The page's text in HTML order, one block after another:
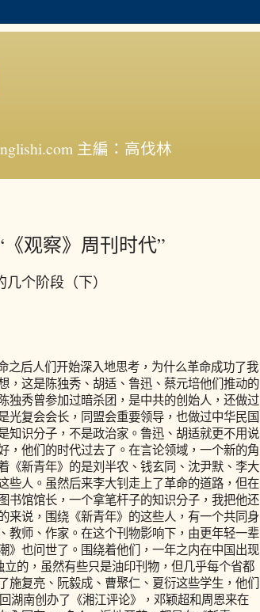
主編：高伐林
观察》周刊时代”
个阶段（下）
后人们开始深入地思考，为什么革命成功了我
，这是陈独秀、胡适、鲁迅、蔡元培他们推动的
独秀曾参加过暗杀团，是中共的创始人，还做过
光复会会长，同盟会重要领导，也做过中华民国
知识分子，不是政治家。鲁迅、胡适就更不用说
，他们的时代过去了。在言论领域，一个新的角
新青年》的是刘半农、钱玄同、沈尹默、李大
些人。虽然后来李大钊走上了革命的道路，但在
书馆馆长，一个拿笔杆子的知识分子，我把他还
来说，围绕《新青年》的这些人，有一个共同身
教师、作家。在这个刊物影响下，由更年轻一辈
》也问世了。围绕着他们，一年之内在中国出现
的，虽然有些只是油印刊物，但几乎每个省都
施复亮、阮毅成、曹聚仁、夏衍这些学生，他们
湖南创办了《湘江评论》，邓颖超和周恩来在